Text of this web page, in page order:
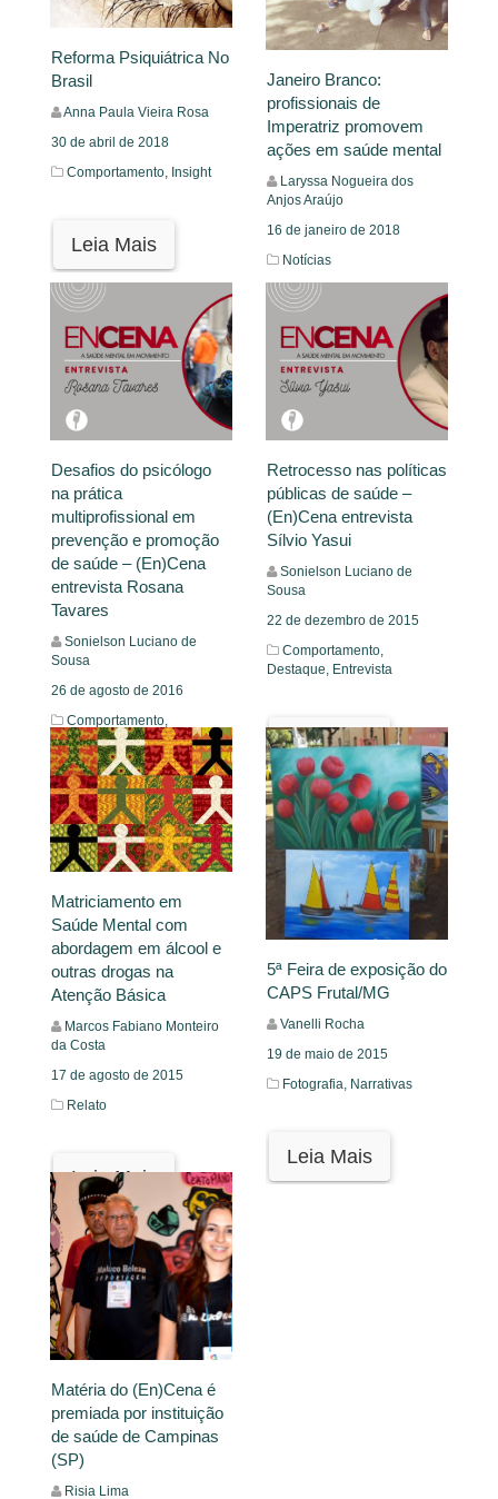
Reforma Psiquiátrica No
Brasil
Anna Paula Vieira Rosa
30 de abril de 2018
Comportamento, Insight
Leia Mais
Janeiro Branco:
profissionais de
Imperatriz promovem
ações em saúde mental
Laryssa Nogueira dos
Anjos Araújo
16 de janeiro de 2018
Notícias
Leia Mais
Desafios do psicólogo
na prática
multiprofissional em
prevenção e promoção
de saúde – (En)Cena
entrevista Rosana
Tavares
Sonielson Luciano de
Sousa
26 de agosto de 2016
Comportamento,
Destaque,Entrevista
Leia Mais
Retrocesso nas políticas
públicas de saúde –
(En)Cena entrevista
Sílvio Yasui
Sonielson Luciano de
Sousa
22 de dezembro de 2015
Comportamento,
Destaque, Entrevista
Leia Mais
Matriciamento em
Saúde Mental com
abordagem em álcool e
outras drogas na
Atenção Básica
Marcos Fabiano Monteiro
da Costa
17 de agosto de 2015
Relato
Leia Mais
5ª Feira de exposição do
CAPS Frutal/MG
Vanelli Rocha
19 de maio de 2015
Fotografia, Narrativas
Leia Mais
Matéria do (En)Cena é
premiada por instituição
de saúde de Campinas
(SP)
Risia Lima